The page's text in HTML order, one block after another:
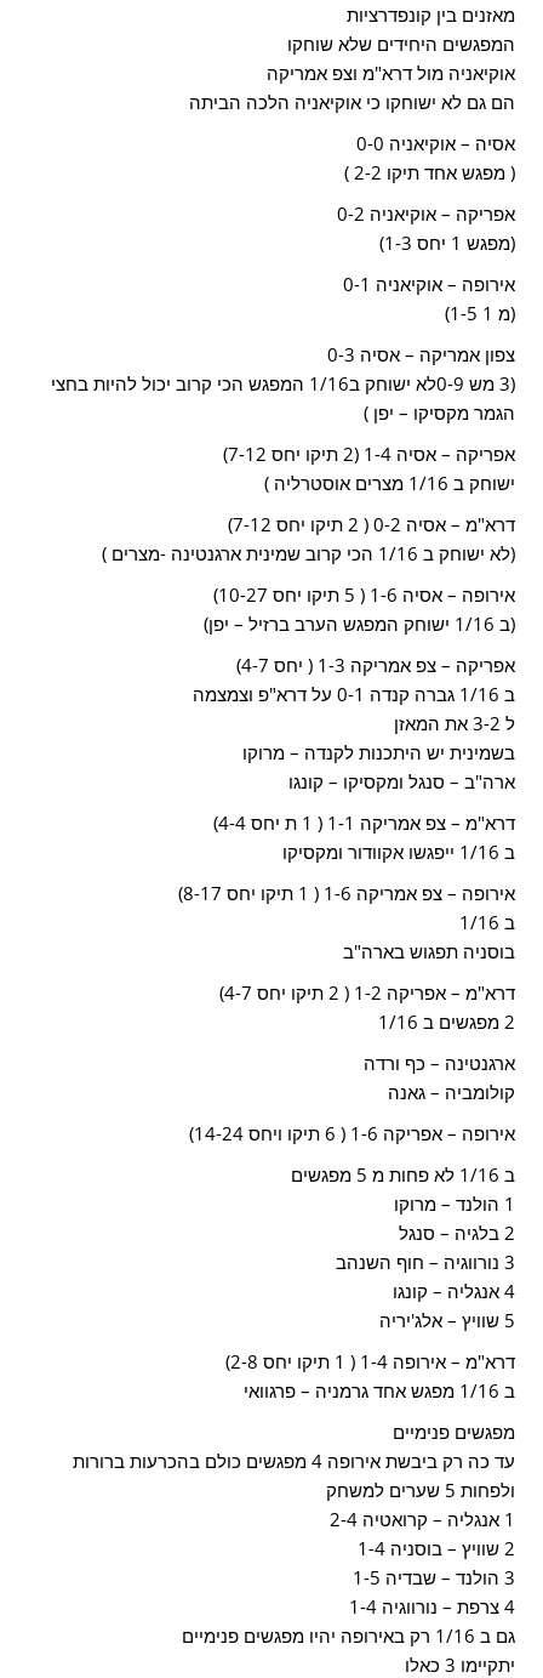
מאזנים בין קונפדרציות
המפגשים היחידים שלא שוחקו
אוקיאניה מול דרא"מ וצפ אמריקה
הם גם לא ישוחקו כי אוקיאניה הלכה הביתה
אסיה – אוקיאניה 0-0
( מפגש אחד תיקו 2-2 )
אפריקה – אוקיאניה 0-2
(מפגש 1 יחס 1-3)
אירופה – אוקיאניה 0-1
(מ 1 1-5)
צפון אמריקה – אסיה 0-3
(3 מש 0-9לא ישוחק ב1/16 המפגש הכי קרוב יכול להיות בחצי
הגמר מקסיקו – יפן )
אפריקה – אסיה 1-4 (2 תיקו יחס 7-12)
ישוחק ב 1/16 מצרים אוסטרליה )
דרא"מ – אסיה 0-2 ( 2 תיקו יחס 7-12)
(לא ישוחק ב 1/16 הכי קרוב שמינית ארגנטינה -מצרים )
אירופה – אסיה 1-6 ( 5 תיקו יחס 10-27)
(ב 1/16 ישוחק המפגש הערב ברזיל – יפן)
אפריקה – צפ אמריקה 1-3 ( יחס 4-7)
ב 1/16 גברה קנדה 0-1 על דרא"פ וצמצמה
ל 3-2 את המאזן
בשמינית יש היתכנות לקנדה – מרוקו
ארה"ב – סנגל ומקסיקו – קונגו
דרא"מ – צפ אמריקה 1-1 ( 1 ת יחס 4-4)
ב 1/16 ייפגשו אקוודור ומקסיקו
אירופה – צפ אמריקה 1-6 ( 1 תיקו יחס 8-17)
ב 1/16
בוסניה תפגוש בארה"ב
דרא"מ – אפריקה 1-2 ( 2 תיקו יחס 4-7)
2 מפגשים ב 1/16
ארגנטינה – כף ורדה
קולומביה – גאנה
אירופה – אפריקה 1-6 ( 6 תיקו ויחס 14-24)
ב 1/16 לא פחות מ 5 מפגשים
1 הולנד – מרוקו
2 בלגיה – סנגל
3 נורווגיה – חוף השנהב
4 אנגליה – קונגו
5 שוויץ – אלג'יריה
דרא"מ – אירופה 1-4 ( 1 תיקו יחס 2-8)
ב 1/16 מפגש אחד גרמניה – פרגוואי
מפגשים פנימיים
עד כה רק ביבשת אירופה 4 מפגשים כולם בהכרעות ברורות
ולפחות 5 שערים למשחק
1 אנגליה – קרואטיה 2-4
2 שוויץ – בוסניה 1-4
3 הולנד – שבדיה 1-5
4 צרפת – נורווגיה 1-4
גם ב 1/16 רק באירופה יהיו מפגשים פנימיים
יתקיימו 3 כאלו